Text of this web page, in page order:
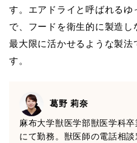
す。エアドライと呼ばれるゆ
で、フードを衛生的に製造
最大限に活かせるような製法
す。
葛野 莉奈
麻布大学獣医学部獣医学科
にて勤務。獣医師の電話相